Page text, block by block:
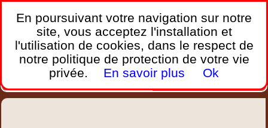
France Webcams,
Les webcams sur mobiles, portables et PC.
Home Bretagne Corse Plages Ports Montagnes
Trafic Chercher New
En poursuivant votre navigation sur notre
site, vous acceptez l'installation et
l'utilisation de cookies, dans le respect de
notre politique de protection de votre vie
privée.
En savoir plus Ok